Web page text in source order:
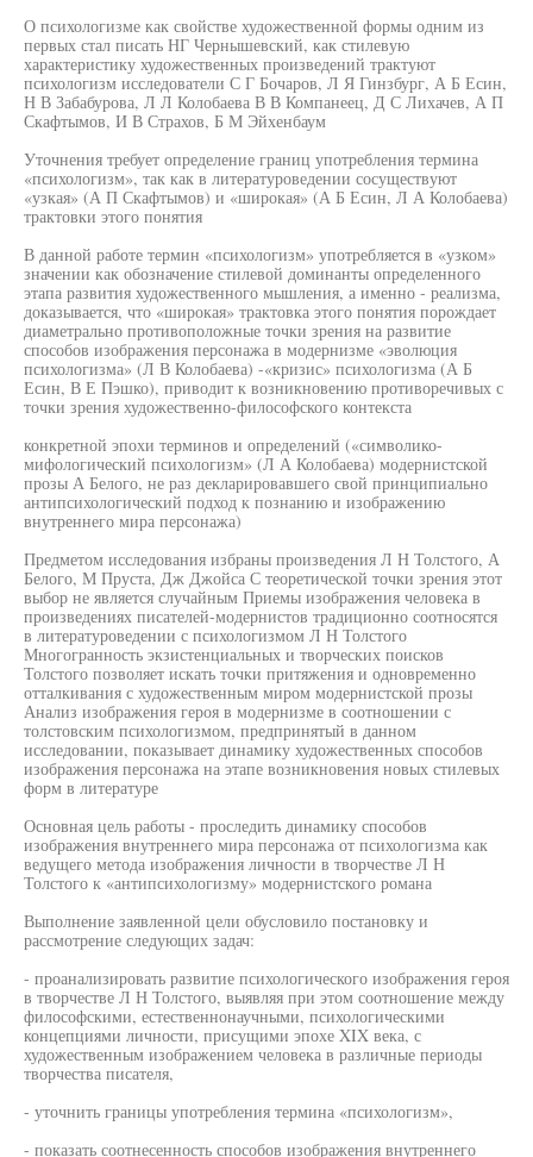
О психологизме как свойстве художественной формы одним из
первых стал писать НГ Чернышевский, как стилевую
характеристику художественных произведений трактуют
психологизм исследователи С Г Бочаров, Л Я Гинзбург, А Б Есин,
Н В Забабурова, Л Л Колобаева В В Компанеец, Д С Лихачев, А П
Скафтымов, И В Страхов, Б М Эйхенбаум
Уточнения требует определение границ употребления термина
«психологизм», так как в литературоведении сосуществуют
«узкая» (А П Скафтымов) и «широкая» (А Б Есин, Л А Колобаева)
трактовки этого понятия
В данной работе термин «психологизм» употребляется в «узком»
значении как обозначение стилевой доминанты определенного
этапа развития художественного мышления, а именно - реализма,
доказывается, что «широкая» трактовка этого понятия порождает
диаметрально противоположные точки зрения на развитие
способов изображения персонажа в модернизме «эволюция
психологизма» (Л В Колобаева) -«кризис» психологизма (А Б
Есин, В Е Пэшко), приводит к возникновению противоречивых с
точки зрения художественно-философского контекста
конкретной эпохи терминов и определений («символико-
мифологический психологизм» (Л А Колобаева) модернистской
прозы А Белого, не раз декларировавшего свой принципиально
антипсихологический подход к познанию и изображению
внутреннего мира персонажа)
Предметом исследования избраны произведения Л Н Толстого, А
Белого, М Пруста, Дж Джойса С теоретической точки зрения этот
выбор не является случайным Приемы изображения человека в
произведениях писателей-модернистов традиционно соотносятся
в литературоведении с психологизмом Л Н Толстого
Многогранность экзистенциальных и творческих поисков
Толстого позволяет искать точки притяжения и одновременно
отталкивания с художественным миром модернистской прозы
Анализ изображения героя в модернизме в соотношении с
толстовским психологизмом, предпринятый в данном
исследовании, показывает динамику художественных способов
изображения персонажа на этапе возникновения новых стилевых
форм в литературе
Основная цель работы - проследить динамику способов
изображения внутреннего мира персонажа от психологизма как
ведущего метода изображения личности в творчестве Л Н
Толстого к «антипсихологизму» модернистского романа
Выполнение заявленной цели обусловило постановку и
рассмотрение следующих задач:
- проанализировать развитие психологического изображения героя
в творчестве Л Н Толстого, выявляя при этом соотношение между
философскими, естественнонаучными, психологическими
концепциями личности, присущими эпохе XIX века, с
художественным изображением человека в различные периоды
творчества писателя,
- уточнить границы употребления термина «психологизм»,
- показать соотнесенность способов изображения внутреннего